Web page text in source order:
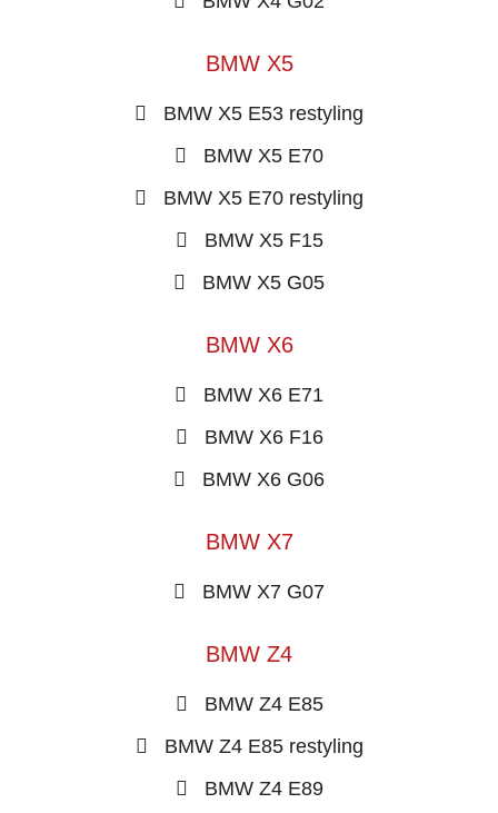
BMW X5
BMW X5 E53 restyling
BMW X5 E70
BMW X5 E70 restyling
BMW X5 F15
BMW X5 G05
BMW X6
BMW X6 E71
BMW X6 F16
BMW X6 G06
BMW X7
BMW X7 G07
BMW Z4
BMW Z4 E85
BMW Z4 E85 restyling
BMW Z4 E89